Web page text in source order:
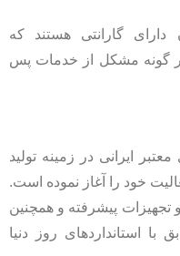
دارای گارانتی هستند که
گونه مشکل از خدمات پس
ایرانی در زمینه تولید
کابل است که از سال 1389 فعالیت خود را آغاز نموده است.
تجهیزات پیشرفته و همچنین
با استانداردهای روز دنیا